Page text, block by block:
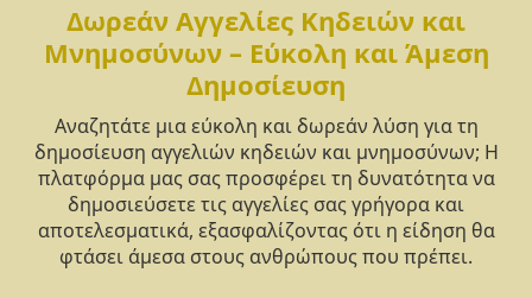
Δωρεάν Αγγελίες Κηδειών και
Μνημοσύνων – Εύκολη και Άμεση
Δημοσίευση
Αναζητάτε μια εύκολη και δωρεάν λύση για τη
δημοσίευση αγγελιών κηδειών και μνημοσύνων; Η
πλατφόρμα μας σας προσφέρει τη δυνατότητα να
δημοσιεύσετε τις αγγελίες σας γρήγορα και
αποτελεσματικά, εξασφαλίζοντας ότι η είδηση θα
φτάσει άμεσα στους ανθρώπους που πρέπει.